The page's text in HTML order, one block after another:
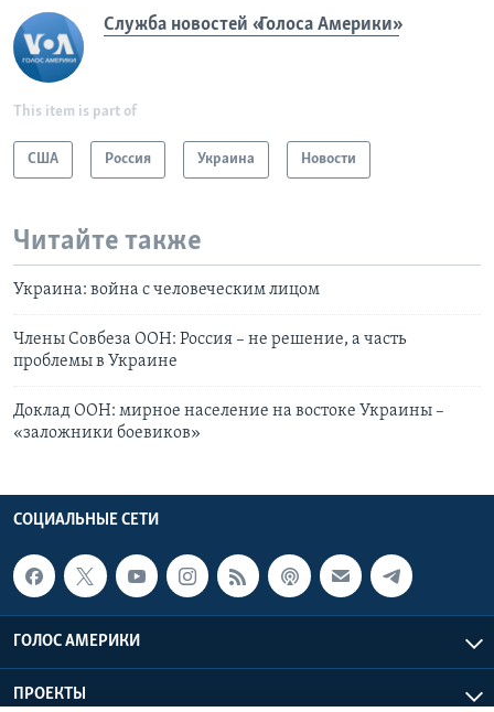
Служба новостей «Голоса Америки»
This item is part of
США Россия Украина Новости
Читайте также
Украина: война с человеческим лицом
Члены Совбеза ООН: Россия – не решение, а часть
проблемы в Украине
Доклад ООН: мирное население на востоке Украины –
«заложники боевиков»
СОЦИАЛЬНЫЕ СЕТИ
ГОЛОС АМЕРИКИ
ПРОЕКТЫ